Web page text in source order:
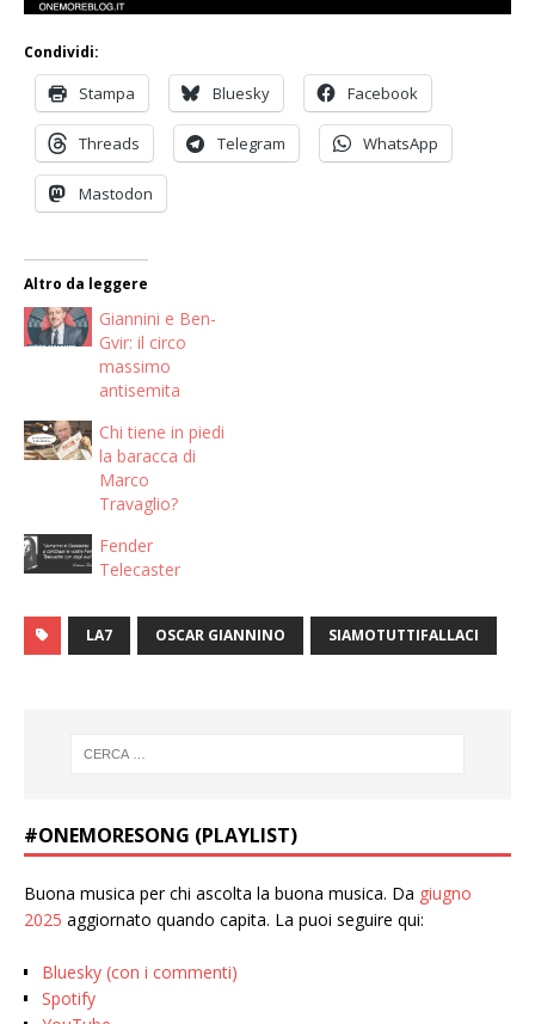
Condividi:
Stampa Bluesky Facebook
Threads Telegram WhatsApp
Mastodon
Altro da leggere
Giannini e Ben-
Gvir: il circo
massimo
antisemita
Chi tiene in piedi
la baracca di
Marco
Travaglio?
Fender
Telecaster
LA7 OSCAR GIANNINO SIAMOTUTTIFALLACI
#ONEMORESONG (PLAYLIST)
Buona musica per chi ascolta la buona musica. Da giugno
2025 aggiornato quando capita. La puoi seguire qui:
Bluesky (con i commenti)
Spotify